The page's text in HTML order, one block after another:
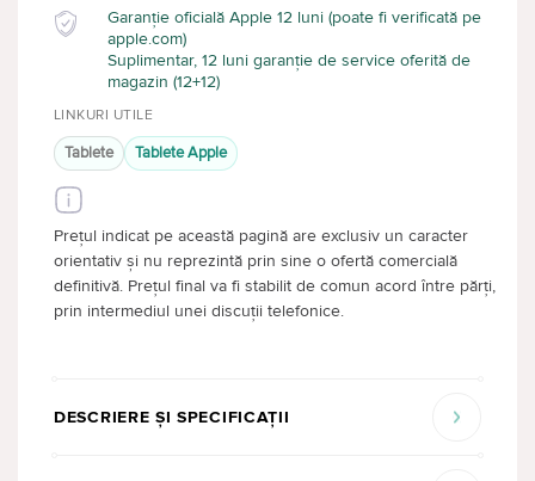
Garanție oficială Apple 12 luni (poate fi verificată pe
apple.com)
Suplimentar, 12 luni garanție de service oferită de
magazin (12+12)
LINKURI UTILE
Tablete Tablete Apple
Prețul indicat pe această pagină are exclusiv un caracter
orientativ și nu reprezintă prin sine o ofertă comercială
definitivă. Prețul final va fi stabilit de comun acord între părți,
prin intermediul unei discuții telefonice.
DESCRIERE ȘI SPECIFICAȚII